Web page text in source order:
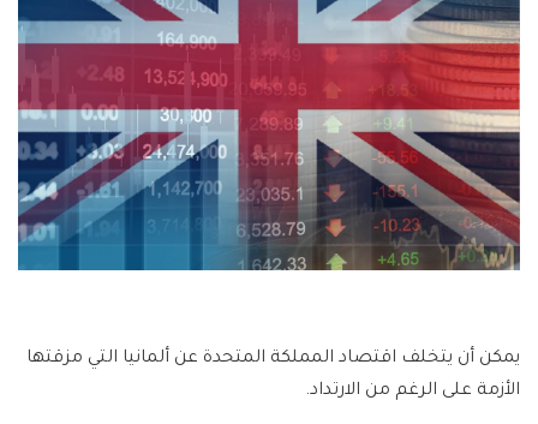
يمكن أن يتخلف اقتصاد المملكة المتحدة عن ألمانيا التي مزقتها
الأزمة على الرغم من الارتداد.